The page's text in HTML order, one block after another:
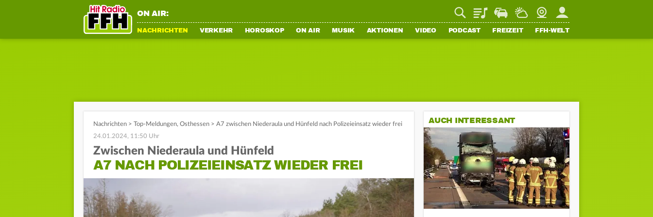
ON AIR: PlaylistStaupilotWetterWebcamMein FFH
NACHRICHTEN VERKEHR HOROSKOP ON AIR MUSIK AKTIONEN VIDEO PODCAST FREIZEIT FFH-WELT
Nachrichten > Top-Meldungen, Osthessen > A7 zwischen Niederaula und Hünfeld nach Polizeieinsatz wieder frei
24.01.2024, 11:50 Uhr
Zwischen Niederaula und Hünfeld
A7 NACH POLIZEIEINSATZ WIEDER FREI
AUCH INTERESSANT